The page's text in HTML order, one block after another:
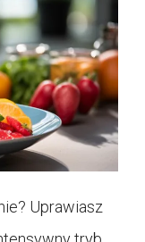
Uprawiasz